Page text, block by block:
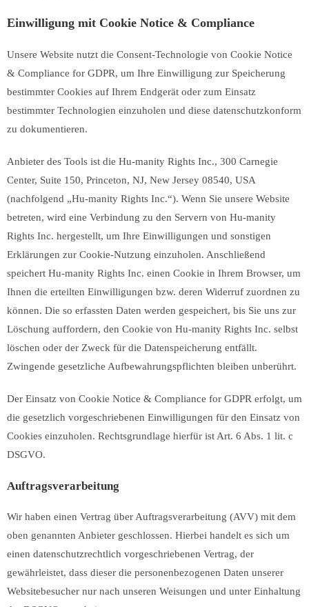
Einwilligung mit Cookie Notice & Compliance
Unsere Website nutzt die Consent-Technologie von Cookie Notice
& Compliance for GDPR, um Ihre Einwilligung zur Speicherung
bestimmter Cookies auf Ihrem Endgerät oder zum Einsatz
bestimmter Technologien einzuholen und diese datenschutzkonform
zu dokumentieren.
Anbieter des Tools ist die Hu-manity Rights Inc., 300 Carnegie
Center, Suite 150, Princeton, NJ, New Jersey 08540, USA
(nachfolgend „Hu-manity Rights Inc.“). Wenn Sie unsere Website
betreten, wird eine Verbindung zu den Servern von Hu-manity
Rights Inc. hergestellt, um Ihre Einwilligungen und sonstigen
Erklärungen zur Cookie-Nutzung einzuholen. Anschließend
speichert Hu-manity Rights Inc. einen Cookie in Ihrem Browser, um
Ihnen die erteilten Einwilligungen bzw. deren Widerruf zuordnen zu
können. Die so erfassten Daten werden gespeichert, bis Sie uns zur
Löschung auffordern, den Cookie von Hu-manity Rights Inc. selbst
löschen oder der Zweck für die Datenspeicherung entfällt.
Zwingende gesetzliche Aufbewahrungspflichten bleiben unberührt.
Der Einsatz von Cookie Notice & Compliance for GDPR erfolgt, um
die gesetzlich vorgeschriebenen Einwilligungen für den Einsatz von
Cookies einzuholen. Rechtsgrundlage hierfür ist Art. 6 Abs. 1 lit. c
DSGVO.
Auftragsverarbeitung
Wir haben einen Vertrag über Auftragsverarbeitung (AVV) mit dem
oben genannten Anbieter geschlossen. Hierbei handelt es sich um
einen datenschutzrechtlich vorgeschriebenen Vertrag, der
gewährleistet, dass dieser die personenbezogenen Daten unserer
Websitebesucher nur nach unseren Weisungen und unter Einhaltung